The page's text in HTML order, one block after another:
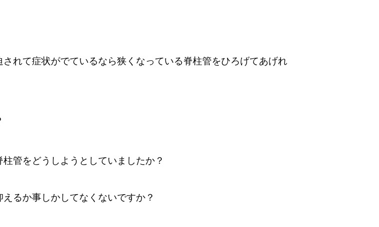
れて症状がでているなら狭くなっている脊柱管をひろげてあげれ
管をどうしようとしていましたか？
るか事しかしてなくないですか？